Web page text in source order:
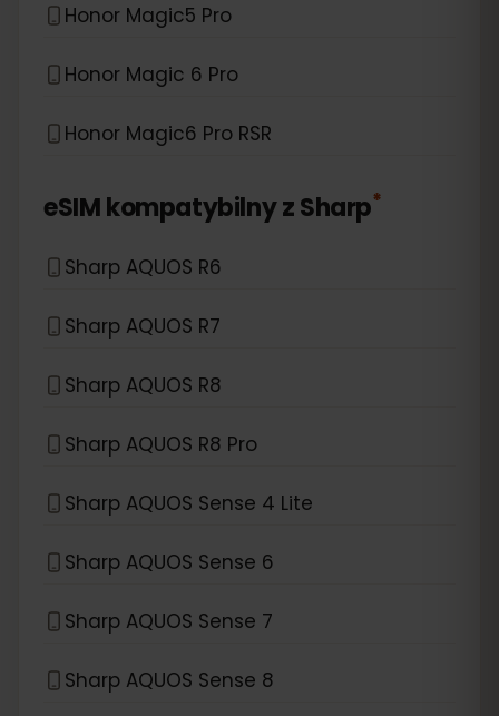
Honor Magic5 Pro
Honor Magic 6 Pro
Honor Magic6 Pro RSR
eSIM kompatybilny zSharp*
Sharp AQUOS R6
Sharp AQUOS R7
Sharp AQUOS R8
Sharp AQUOS R8 Pro
Sharp AQUOS Sense 4 Lite
Sharp AQUOS Sense 6
Sharp AQUOS Sense 7
Sharp AQUOS Sense 8